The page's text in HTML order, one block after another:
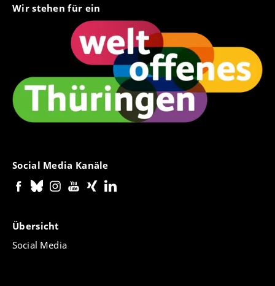
Wir stehen für ein
Social Media Kanäle
Übersicht
Social Media